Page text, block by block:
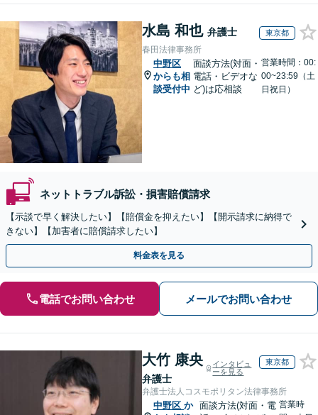
水島 和也 弁護士 東京都
春田法律事務所
中野区
からも相
談受付中
面談方法(対面・
電話・ビデオな
ど)は応相談
営業時間：00:
00~23:59（土
日祝日）
ネットトラブル訴訟・損害賠償請求
【示談で早く解決したい】【賠償金を抑えたい】【開示請求に納得で
きない】【加害者に賠償請求したい】
料金表を見る
電話でお問い合わせ メールでお問い合わせ
大竹 康央
弁護士
インタビュ
ーを見る
東京都
弁護士法人コスモポリタン法律事務所
中野区 か 面談方法(対面・電 営業時